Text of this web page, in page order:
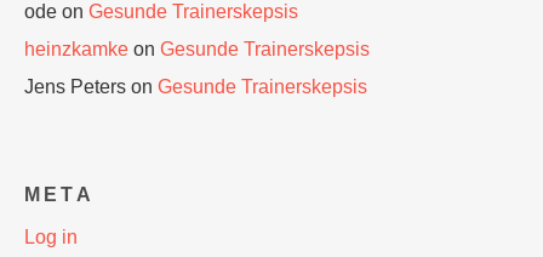
ode on Gesunde Trainerskepsis
heinzkamke on Gesunde Trainerskepsis
Jens Peters on Gesunde Trainerskepsis
META
Log in